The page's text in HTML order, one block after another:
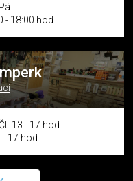
- 18:00 hod.
13 - 17 hod.
- 17 hod.